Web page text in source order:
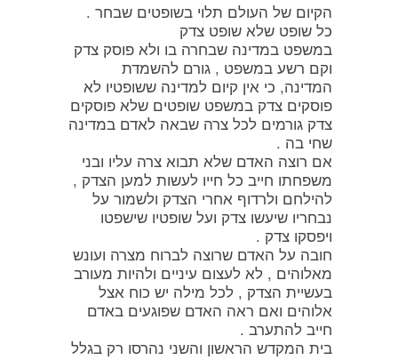
הקיום של העולם תלוי בשופטים שבחר .
כל שופט שלא שופט צדק
במשפט במדינה שבחרה בו ולא פוסק צדק
וקם רשע במשפט , גורם להשמדת
המדינה, כי אין קיום למדינה ששופטיו לא
פוסקים צדק במשפט שופטים שלא פוסקים
צדק גורמים לכל צרה שבאה לאדם במדינה
שחי בה .
אם רוצה האדם שלא תבוא צרה עליו ובני
משפחתו חייב כל חייו לעשות למען הצדק ,
להילחם ולרדוף אחרי הצדק ולשמור על
נבחריו שיעשו צדק ועל שופטיו שישפטו
ויפסקו צדק .
חובה על האדם שרוצה לברוח מצרה ועונש
מאלוהים , לא לעצום עיניים ולהיות מעורב
בעשיית הצדק , לכל מילה יש כוח אצל
אלוהים ואם ראה האדם שפוגעים באדם
חייב להתערב .
בית המקדש הראשון והשני נהרסו רק בגלל